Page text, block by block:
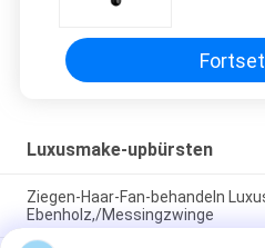
Luxusmake-upbürsten
Ziegen-Haar-Fan-behandeln
Ebenholz,/Messingzwinge